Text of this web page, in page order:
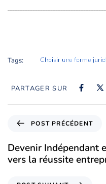
Tags: Choisir une forme
PARTAGER SUR
POST PRÉCÉDENT
Devenir Indépendant
vers la réussite